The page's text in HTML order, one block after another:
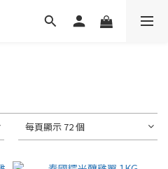
每頁顯示 72 個